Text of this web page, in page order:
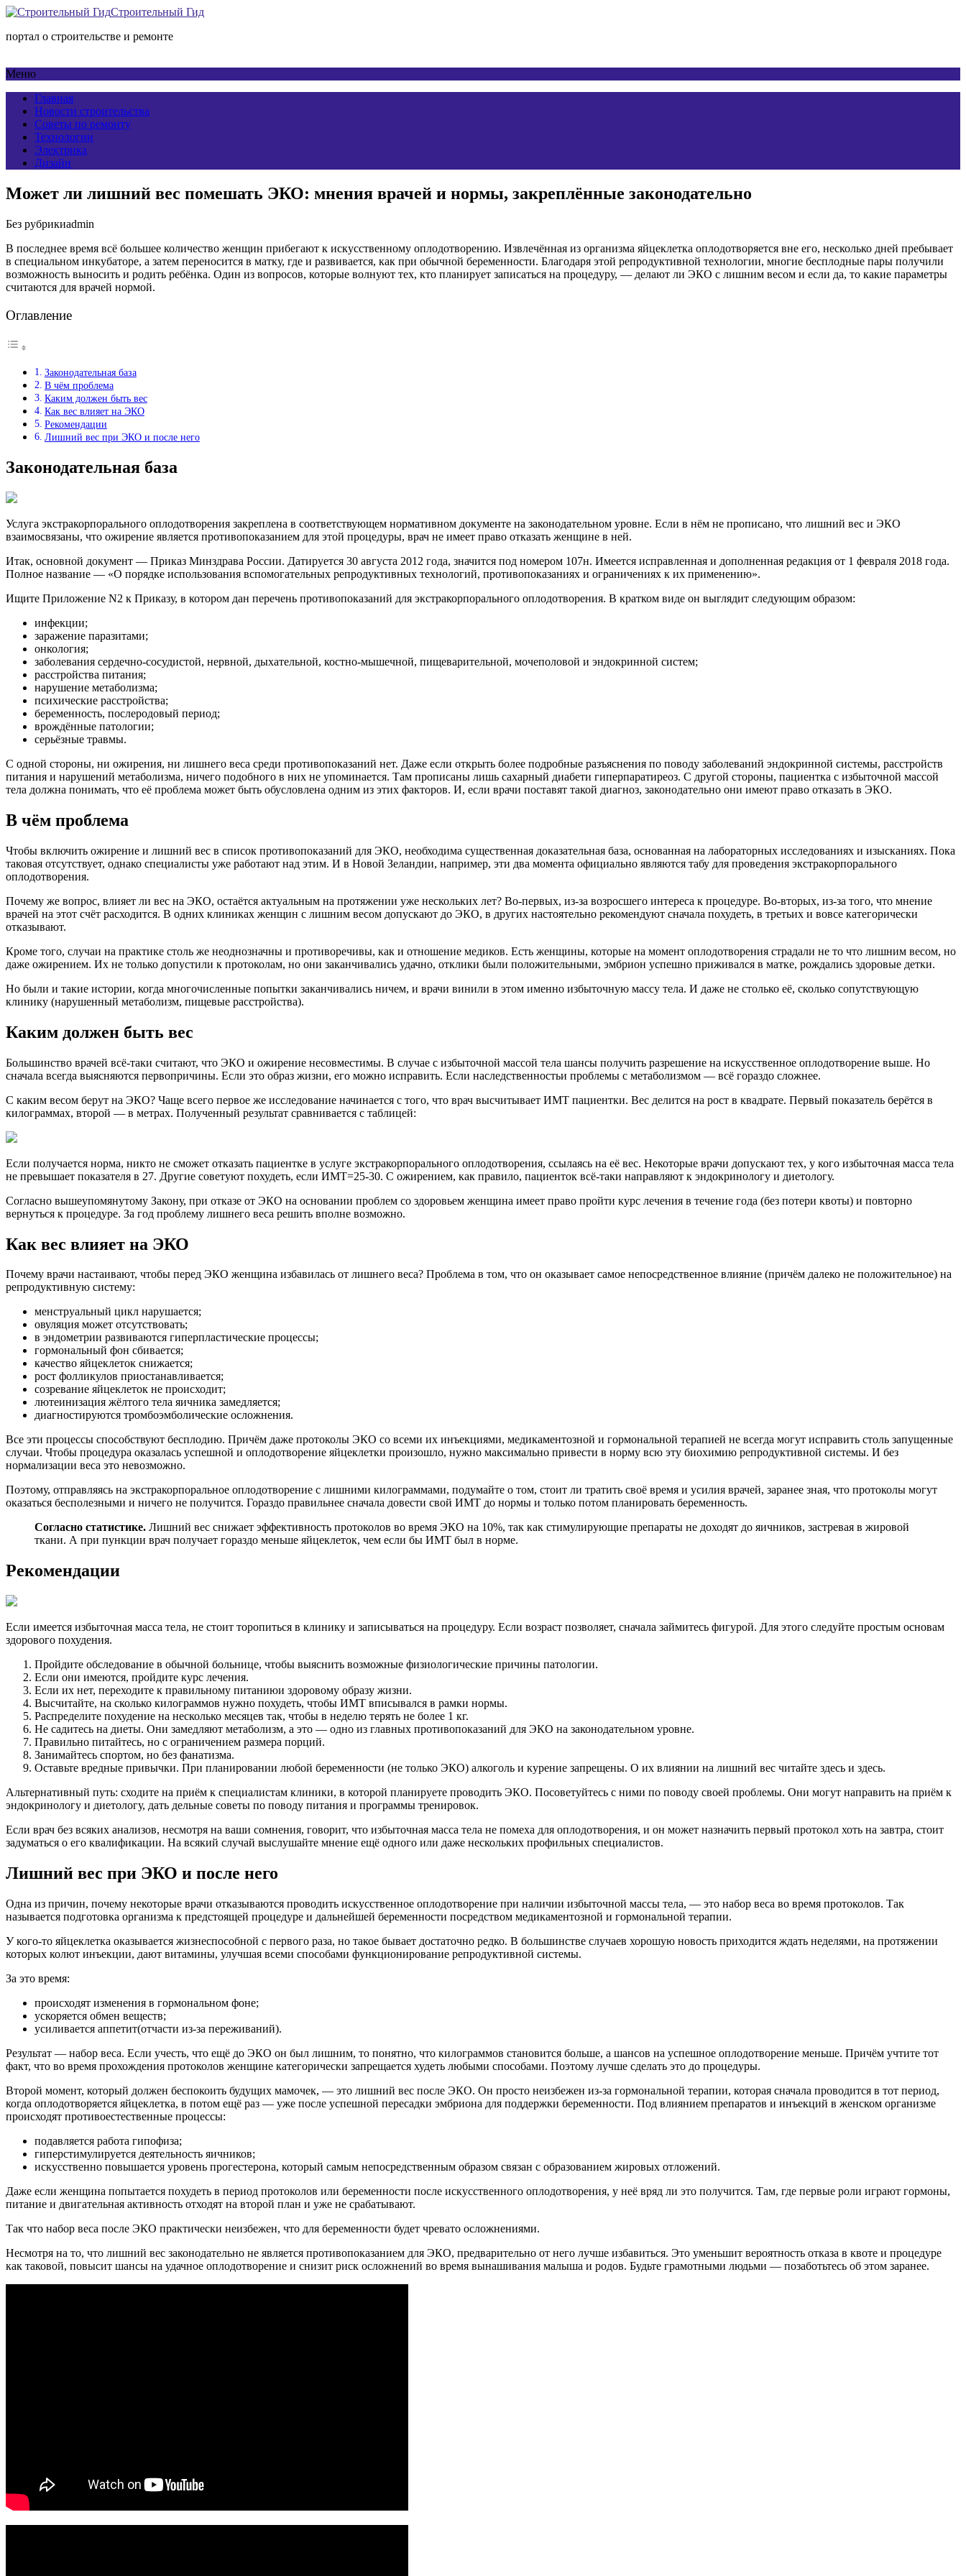
Строительный Гид
портал о строительстве и ремонте
Меню
Главная
Новости строительства
Советы по ремонту
Технологии
Электрика
Дизайн
Может ли лишний вес помешать ЭКО: мнения врачей и нормы, закреплённые законодательно
Без рубрикиadmin
В последнее время всё большее количество женщин прибегают к искусственному оплодотворению. Извлечённая из организма яйцеклетка оплодотворяется вне его, несколько дней пребывает
в специальном инкубаторе, а затем переносится в матку, где и развивается, как при обычной беременности. Благодаря этой репродуктивной технологии, многие бесплодные пары получили
возможность выносить и родить ребёнка. Один из вопросов, которые волнуют тех, кто планирует записаться на процедуру, — делают ли ЭКО с лишним весом и если да, то какие параметры
считаются для врачей нормой.
Оглавление
Законодательная база
В чём проблема
Каким должен быть вес
Как вес влияет на ЭКО
Рекомендации
Лишний вес при ЭКО и после него
Законодательная база
Услуга экстракорпорального оплодотворения закреплена в соответствующем нормативном документе на законодательном уровне. Если в нём не прописано, что лишний вес и ЭКО
взаимосвязаны, что ожирение является противопоказанием для этой процедуры, врач не имеет право отказать женщине в ней.
Итак, основной документ — Приказ Минздрава России. Датируется 30 августа 2012 года, значится под номером 107н. Имеется исправленная и дополненная редакция от 1 февраля 2018 года.
Полное название — «О порядке использования вспомогательных репродуктивных технологий, противопоказаниях и ограничениях к их применению».
Ищите Приложение N2 к Приказу, в котором дан перечень противопоказаний для экстракорпорального оплодотворения. В кратком виде он выглядит следующим образом:
инфекции;
заражение паразитами;
онкология;
заболевания сердечно-сосудистой, нервной, дыхательной, костно-мышечной, пищеварительной, мочеполовой и эндокринной систем;
расстройства питания;
нарушение метаболизма;
психические расстройства;
беременность, послеродовый период;
врождённые патологии;
серьёзные травмы.
С одной стороны, ни ожирения, ни лишнего веса среди противопоказаний нет. Даже если открыть более подробные разъяснения по поводу заболеваний эндокринной системы, расстройств
питания и нарушений метаболизма, ничего подобного в них не упоминается. Там прописаны лишь сахарный диабети гиперпаратиреоз. С другой стороны, пациентка с избыточной массой
тела должна понимать, что её проблема может быть обусловлена одним из этих факторов. И, если врачи поставят такой диагноз, законодательно они имеют право отказать в ЭКО.
В чём проблема
Чтобы включить ожирение и лишний вес в список противопоказаний для ЭКО, необходима существенная доказательная база, основанная на лабораторных исследованиях и изысканиях. Пока
таковая отсутствует, однако специалисты уже работают над этим. И в Новой Зеландии, например, эти два момента официально являются табу для проведения экстракорпорального
оплодотворения.
Почему же вопрос, влияет ли вес на ЭКО, остаётся актуальным на протяжении уже нескольких лет? Во-первых, из-за возросшего интереса к процедуре. Во-вторых, из-за того, что мнение
врачей на этот счёт расходится. В одних клиниках женщин с лишним весом допускают до ЭКО, в других настоятельно рекомендуют сначала похудеть, в третьих и вовсе категорически
отказывают.
Кроме того, случаи на практике столь же неоднозначны и противоречивы, как и отношение медиков. Есть женщины, которые на момент оплодотворения страдали не то что лишним весом, но
даже ожирением. Их не только допустили к протоколам, но они заканчивались удачно, отклики были положительными, эмбрион успешно приживался в матке, рождались здоровые детки.
Но были и такие истории, когда многочисленные попытки заканчивались ничем, и врачи винили в этом именно избыточную массу тела. И даже не столько её, сколько сопутствующую
клинику (нарушенный метаболизм, пищевые расстройства).
Каким должен быть вес
Большинство врачей всё-таки считают, что ЭКО и ожирение несовместимы. В случае с избыточной массой тела шансы получить разрешение на искусственное оплодотворение выше. Но
сначала всегда выясняются первопричины. Если это образ жизни, его можно исправить. Если наследственностьи проблемы с метаболизмом — всё гораздо сложнее.
С каким весом берут на ЭКО? Чаще всего первое же исследование начинается с того, что врач высчитывает ИМТ пациентки. Вес делится на рост в квадрате. Первый показатель берётся в
килограммах, второй — в метрах. Полученный результат сравнивается с таблицей:
Если получается норма, никто не сможет отказать пациентке в услуге экстракорпорального оплодотворения, ссылаясь на её вес. Некоторые врачи допускают тех, у кого избыточная масса тела
не превышает показателя в 27. Другие советуют похудеть, если ИМТ=25-30. С ожирением, как правило, пациенток всё-таки направляют к эндокринологу и диетологу.
Согласно вышеупомянутому Закону, при отказе от ЭКО на основании проблем со здоровьем женщина имеет право пройти курс лечения в течение года (без потери квоты) и повторно
вернуться к процедуре. За год проблему лишнего веса решить вполне возможно.
Как вес влияет на ЭКО
Почему врачи настаивают, чтобы перед ЭКО женщина избавилась от лишнего веса? Проблема в том, что он оказывает самое непосредственное влияние (причём далеко не положительное) на
репродуктивную систему:
менструальный цикл нарушается;
овуляция может отсутствовать;
в эндометрии развиваются гиперпластические процессы;
гормональный фон сбивается;
качество яйцеклеток снижается;
рост фолликулов приостанавливается;
созревание яйцеклеток не происходит;
лютеинизация жёлтого тела яичника замедляется;
диагностируются тромбоэмболические осложнения.
Все эти процессы способствуют бесплодию. Причём даже протоколы ЭКО со всеми их инъекциями, медикаментозной и гормональной терапией не всегда могут исправить столь запущенные
случаи. Чтобы процедура оказалась успешной и оплодотворение яйцеклетки произошло, нужно максимально привести в норму всю эту биохимию репродуктивной системы. И без
нормализации веса это невозможно.
Поэтому, отправляясь на экстракорпоральное оплодотворение с лишними килограммами, подумайте о том, стоит ли тратить своё время и усилия врачей, заранее зная, что протоколы могут
оказаться бесполезными и ничего не получится. Гораздо правильнее сначала довести свой ИМТ до нормы и только потом планировать беременность.
Согласно статистике. Лишний вес снижает эффективность протоколов во время ЭКО на 10%, так как стимулирующие препараты не доходят до яичников, застревая в жировой
ткани. А при пункции врач получает гораздо меньше яйцеклеток, чем если бы ИМТ был в норме.
Рекомендации
Если имеется избыточная масса тела, не стоит торопиться в клинику и записываться на процедуру. Если возраст позволяет, сначала займитесь фигурой. Для этого следуйте простым основам
здорового похудения.
Пройдите обследование в обычной больнице, чтобы выяснить возможные физиологические причины патологии.
Если они имеются, пройдите курс лечения.
Если их нет, переходите к правильному питаниюи здоровому образу жизни.
Высчитайте, на сколько килограммов нужно похудеть, чтобы ИМТ вписывался в рамки нормы.
Распределите похудение на несколько месяцев так, чтобы в неделю терять не более 1 кг.
Не садитесь на диеты. Они замедляют метаболизм, а это — одно из главных противопоказаний для ЭКО на законодательном уровне.
Правильно питайтесь, но с ограничением размера порций.
Занимайтесь спортом, но без фанатизма.
Оставьте вредные привычки. При планировании любой беременности (не только ЭКО) алкоголь и курение запрещены. О их влиянии на лишний вес читайте здесь и здесь.
Альтернативный путь: сходите на приём к специалистам клиники, в которой планируете проводить ЭКО. Посоветуйтесь с ними по поводу своей проблемы. Они могут направить на приём к
эндокринологу и диетологу, дать дельные советы по поводу питания и программы тренировок.
Если врач без всяких анализов, несмотря на ваши сомнения, говорит, что избыточная масса тела не помеха для оплодотворения, и он может назначить первый протокол хоть на завтра, стоит
задуматься о его квалификации. На всякий случай выслушайте мнение ещё одного или даже нескольких профильных специалистов.
Лишний вес при ЭКО и после него
Одна из причин, почему некоторые врачи отказываются проводить искусственное оплодотворение при наличии избыточной массы тела, — это набор веса во время протоколов. Так
называется подготовка организма к предстоящей процедуре и дальнейшей беременности посредством медикаментозной и гормональной терапии.
У кого-то яйцеклетка оказывается жизнеспособной с первого раза, но такое бывает достаточно редко. В большинстве случаев хорошую новость приходится ждать неделями, на протяжении
которых колют инъекции, дают витамины, улучшая всеми способами функционирование репродуктивной системы.
За это время:
происходят изменения в гормональном фоне;
ускоряется обмен веществ;
усиливается аппетит(отчасти из-за переживаний).
Результат — набор веса. Если учесть, что ещё до ЭКО он был лишним, то понятно, что килограммов становится больше, а шансов на успешное оплодотворение меньше. Причём учтите тот
факт, что во время прохождения протоколов женщине категорически запрещается худеть любыми способами. Поэтому лучше сделать это до процедуры.
Второй момент, который должен беспокоить будущих мамочек, — это лишний вес после ЭКО. Он просто неизбежен из-за гормональной терапии, которая сначала проводится в тот период,
когда оплодотворяется яйцеклетка, в потом ещё раз — уже после успешной пересадки эмбриона для поддержки беременности. Под влиянием препаратов и инъекций в женском организме
происходят противоестественные процессы:
подавляется работа гипофиза;
гиперстимулируется деятельность яичников;
искусственно повышается уровень прогестерона, который самым непосредственным образом связан с образованием жировых отложений.
Даже если женщина попытается похудеть в период протоколов или беременности после искусственного оплодотворения, у неё вряд ли это получится. Там, где первые роли играют гормоны,
питание и двигательная активность отходят на второй план и уже не срабатывают.
Так что набор веса после ЭКО практически неизбежен, что для беременности будет чревато осложнениями.
Несмотря на то, что лишний вес законодательно не является противопоказанием для ЭКО, предварительно от него лучше избавиться. Это уменьшит вероятность отказа в квоте и процедуре
как таковой, повысит шансы на удачное оплодотворение и снизит риск осложнений во время вынашивания малыша и родов. Будьте грамотными людьми — позаботьтесь об этом заранее.